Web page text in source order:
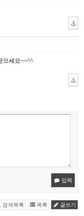
으세요~~^^
입력
검색목록 목록 글쓰기